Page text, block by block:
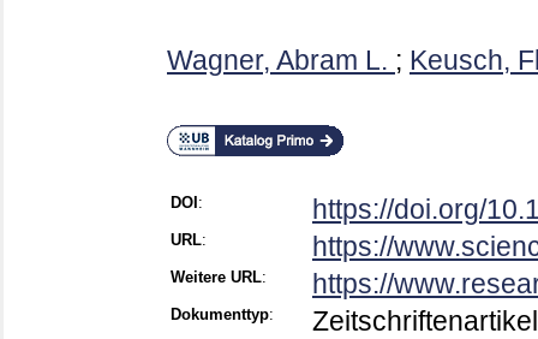
Wagner, Abram L. ; Keusch,
DOI : https://doi.org/
URL: https://
Weitere URL: https://
Dokumenttyp: Zeitschriftenartikel